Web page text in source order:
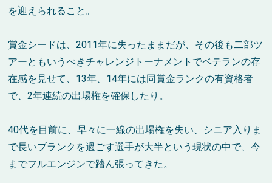
を迎えられること。
賞金シードは、2011年に失ったままだが、その後も二部ツ
アーともいうべきチャレンジトーナメントでベテランの存
在感を見せて、13年、14年には同賞金ランクの有資格者
で、2年連続の出場権を確保したり。
40代を目前に、早々に一線の出場権を失い、シニア入りま
で長いブランクを過ごす選手が大半という現状の中で、今
までフルエンジンで踏ん張ってきた。